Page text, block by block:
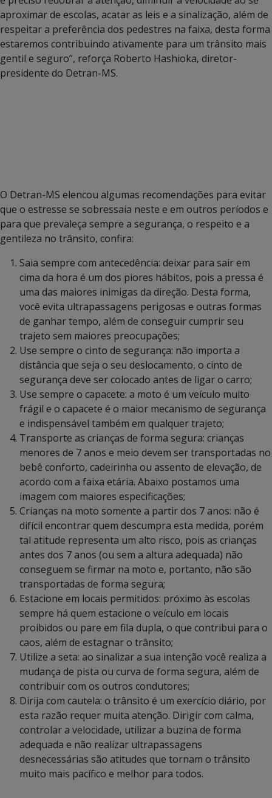
aproximar de escolas, acatar as leis e a sinalização, além de
respeitar a preferência dos pedestres na faixa, desta forma
estaremos contribuindo ativamente para um trânsito mais
gentil e seguro”, reforça Roberto Hashioka, diretor-
presidente do Detran-MS.
O Detran-MS elencou algumas recomendações para evitar
que o estresse se sobressaia neste e em outros períodos e
para que prevaleça sempre a segurança, o respeito e a
gentileza no trânsito, confira:
Saia sempre com antecedência: deixar para sair em
cima da hora é um dos piores hábitos, pois a pressa é
uma das maiores inimigas da direção. Desta forma,
você evita ultrapassagens perigosas e outras formas
de ganhar tempo, além de conseguir cumprir seu
trajeto sem maiores preocupações;
Use sempre o cinto de segurança: não importa a
distância que seja o seu deslocamento, o cinto de
segurança deve ser colocado antes de ligar o carro;
Use sempre o capacete: a moto é um veículo muito
frágil e o capacete é o maior mecanismo de segurança
e indispensável também em qualquer trajeto;
Transporte as crianças de forma segura: crianças
menores de 7 anos e meio devem ser transportadas no
bebê conforto, cadeirinha ou assento de elevação, de
acordo com a faixa etária. Abaixo postamos uma
imagem com maiores especificações;
Crianças na moto somente a partir dos 7 anos: não é
difícil encontrar quem descumpra esta medida, porém
tal atitude representa um alto risco, pois as crianças
antes dos 7 anos (ou sem a altura adequada) não
conseguem se firmar na moto e, portanto, não são
transportadas de forma segura;
Estacione em locais permitidos: próximo às escolas
sempre há quem estacione o veículo em locais
proibidos ou pare em fila dupla, o que contribui para o
caos, além de estagnar o trânsito;
Utilize a seta: ao sinalizar a sua intenção você realiza a
mudança de pista ou curva de forma segura, além de
contribuir com os outros condutores;
Dirija com cautela: o trânsito é um exercício diário, por
esta razão requer muita atenção. Dirigir com calma,
controlar a velocidade, utilizar a buzina de forma
adequada e não realizar ultrapassagens
desnecessárias são atitudes que tornam o trânsito
muito mais pacífico e melhor para todos.